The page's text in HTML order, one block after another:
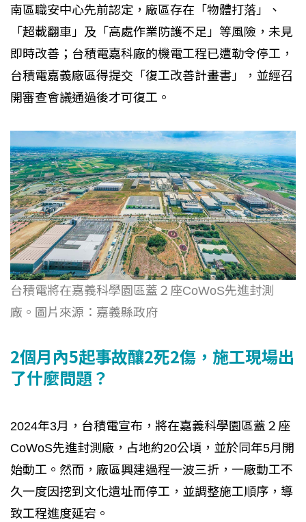
南區職安中心先前認定，廠區存在「物體打落」、
「超載翻車」及「高處作業防護不足」等風險，未見
即時改善；台積電嘉科廠的機電工程已遭勒令停工，
台積電嘉義廠區得提交「復工改善計畫書」，並經召
開審查會議通過後才可復工。
台積電將在嘉義科學園區蓋２座CoWoS先進封測
廠。圖片來源：嘉義縣政府
2個月內5起事故釀2死2傷，施工現場出
了什麼問題？
2024年3月，台積電宣布，將在嘉義科學園區蓋２座
CoWoS先進封測廠，占地約20公頃，並於同年5月開
始動工。然而，廠區興建過程一波三折，一廠動工不
久一度因挖到文化遺址而停工，並調整施工順序，導
致工程進度延宕。